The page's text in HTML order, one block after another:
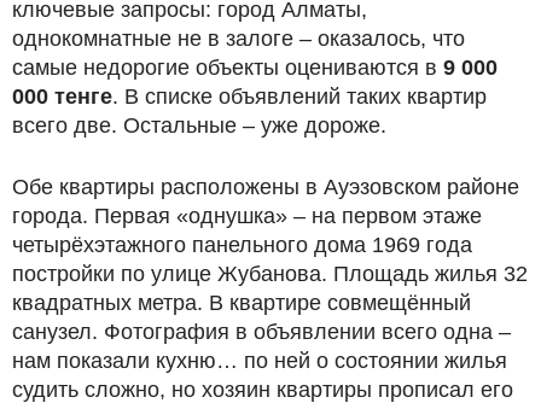
ключевые запросы: город Алматы,
однокомнатные не в залоге – оказалось, что
самые недорогие объекты оцениваются в 9 000
000 тенге. В списке объявлений таких квартир
всего две. Остальные – уже дороже.
Обе квартиры расположены в Ауэзовском районе
города. Первая «однушка» – на первом этаже
четырёхэтажного панельного дома 1969 года
постройки по улице Жубанова. Площадь жилья 32
квадратных метра. В квартире совмещённый
санузел. Фотография в объявлении всего одна –
нам показали кухню… по ней о состоянии жилья
судить сложно, но хозяин квартиры прописал его